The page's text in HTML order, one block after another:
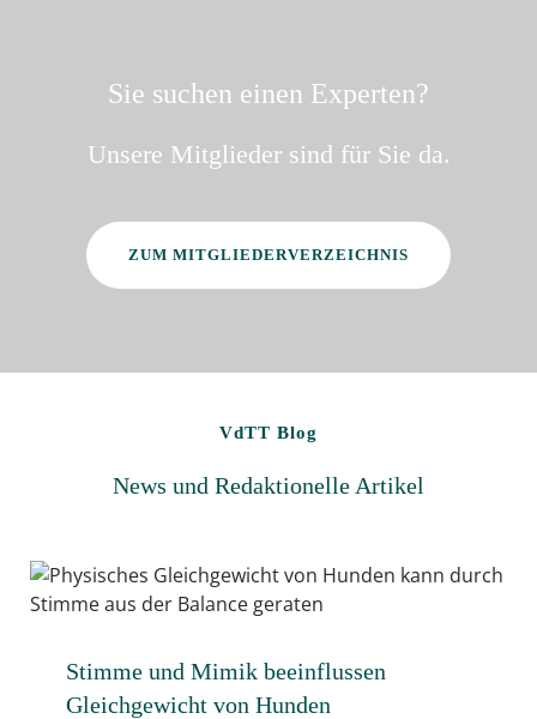
Sie suchen einen Experten?
Unsere Mitglieder sind für Sie da.
ZUM MITGLIEDERVERZEICHNIS
VdTT Blog
News und Redaktionelle Artikel
Stimme und Mimik beeinflussen
Gleichgewicht von Hunden